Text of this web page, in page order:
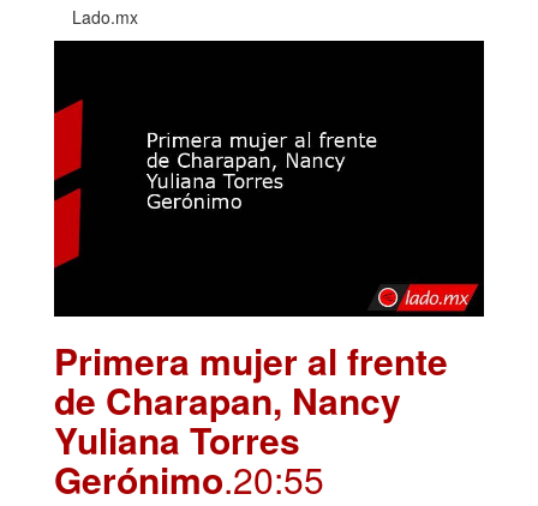
Lado.mx
Primera mujer al frente
de Charapan, Nancy
Yuliana Torres
Gerónimo.20:55